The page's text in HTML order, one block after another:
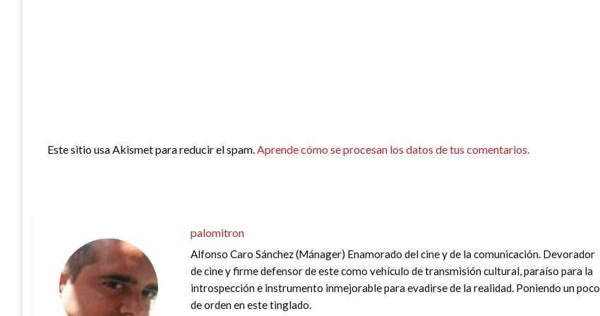
Este sitio usa Akismet para reducir el spam. Aprende cómo se procesan los datos de tus comentarios.
palomitron
Alfonso Caro Sánchez (Mánager) Enamorado del cine y de la comunicación. Devorador
de cine y firme defensor de este como vehículo de transmisión cultural, paraíso para la
introspección e instrumento inmejorable para evadirse de la realidad. Poniendo un poco
de orden en este tinglado.